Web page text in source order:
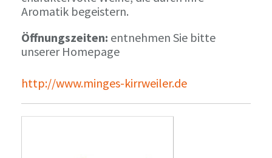
Aromatik begeistern.
Öffnungszeiten: entnehmen Sie bitte
unserer Homepage
http://www.minges-kirrweiler.de